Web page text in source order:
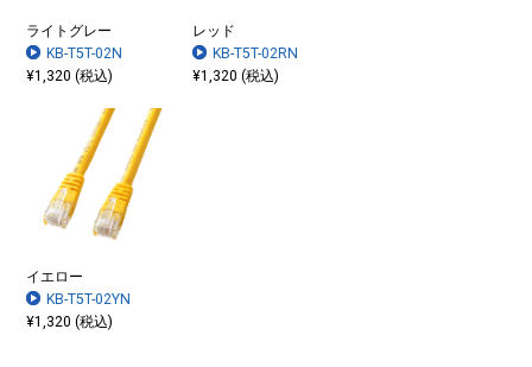
ライトグレー
KB-T5T-02N
¥1,320 (税込)
レッド
KB-T5T-02RN
¥1,320 (税込)
イエロー
KB-T5T-02YN
¥1,320 (税込)